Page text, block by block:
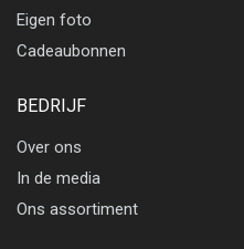
Eigen foto
Cadeaubonnen
BEDRIJF
Over ons
In de media
Ons assortiment